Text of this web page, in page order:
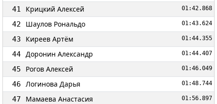
41 Крицкий Алексей 01:42.868
42 Шаулов Рональдо 01:43.624
43 Киреев Артём 01:44.355
44 Доронин Александр 01:44.407
45 Рогов Алексей 01:46.049
46 Логинова Дарья 01:48.744
47 Мамаева Анастасия 01:56.897